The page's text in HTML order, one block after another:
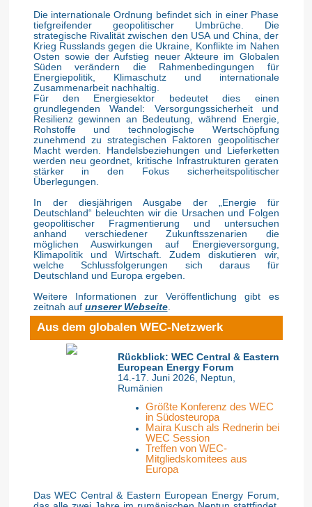
Die internationale Ordnung befindet sich in einer Phase
tiefgreifender geopolitischer Umbrüche. Die
strategische Rivalität zwischen den USA und China, der
Krieg Russlands gegen die Ukraine, Konflikte im Nahen
Osten sowie der Aufstieg neuer Akteure im Globalen
Süden verändern die Rahmenbedingungen für
Energiepolitik, Klimaschutz und internationale
Zusammenarbeit nachhaltig.
Für den Energiesektor bedeutet dies einen
grundlegenden Wandel: Versorgungssicherheit und
Resilienz gewinnen an Bedeutung, während Energie,
Rohstoffe und technologische Wertschöpfung
zunehmend zu strategischen Faktoren geopolitischer
Macht werden. Handelsbeziehungen und Lieferketten
werden neu geordnet, kritische Infrastrukturen geraten
stärker in den Fokus sicherheitspolitischer
Überlegungen.
In der diesjährigen Ausgabe der „Energie für
Deutschland“ beleuchten wir die Ursachen und Folgen
geopolitischer Fragmentierung und untersuchen
anhand verschiedener Zukunftsszenarien die
möglichen Auswirkungen auf Energieversorgung,
Klimapolitik und Wirtschaft. Zudem diskutieren wir,
welche Schlussfolgerungen sich daraus für
Deutschland und Europa ergeben.
Weitere Informationen zur Veröffentlichung gibt es
zeitnah auf unserer Webseite.
Aus dem globalen WEC-Netzwerk
Rückblick: WEC Central & Eastern
European Energy Forum
14.-17. Juni 2026, Neptun,
Rumänien
Größte Konferenz des WEC
in Südosteuropa
Maira Kusch als Rednerin bei
WEC Session
Treffen von WEC-
Mitgliedskomitees aus
Europa
Das WEC Central & Eastern European Energy Forum,